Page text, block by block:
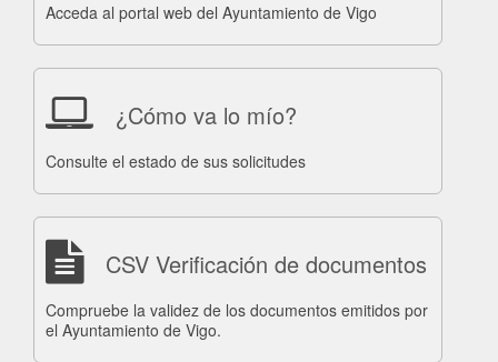
Acceda al portal web del Ayuntamiento de Vigo
¿Cómo va lo mío?
Consulte el estado de sus solicitudes
CSV Verificación de documentos
Compruebe la validez de los documentos emitidos por
el Ayuntamiento de Vigo.